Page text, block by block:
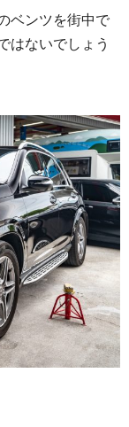
ベンツを街中で
はないでしょう